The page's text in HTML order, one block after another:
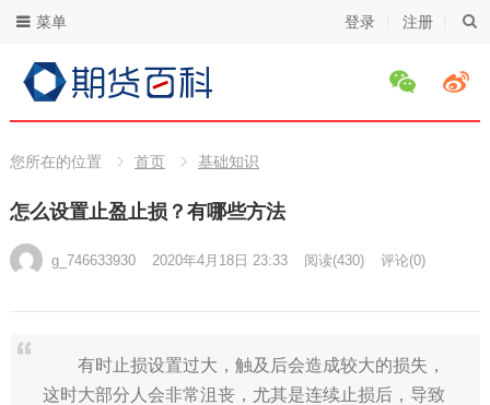
登录 注册
菜单
您所在的位置 首页 基础知识
怎么设置止盈止损？有哪些方法
g_746633930 2020年4月18日 23:33 阅读(430) 评论(0)
有时止损设置过大，触及后会造成较大的损失，
这时大部分人会非常沮丧，尤其是连续止损后，导致